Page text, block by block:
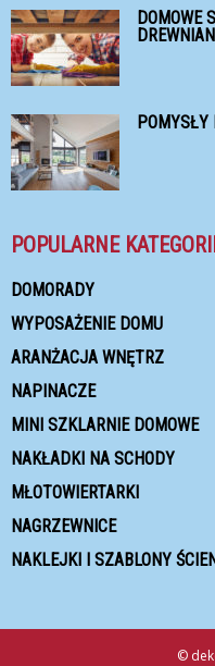
DOMOWE
POMYSŁY
POPULARNE
DOMORADY
WYPOSAŻENIE DOMU
ARANŻACJA WNĘTRZ
NAPINACZE
MINI SZKLARNIE DOMOWE
NAKŁADKI NA SCHODY
MŁOTOWIERTARKI
NAGRZEWNICE
NAKLEJKI I SZABLONY
©